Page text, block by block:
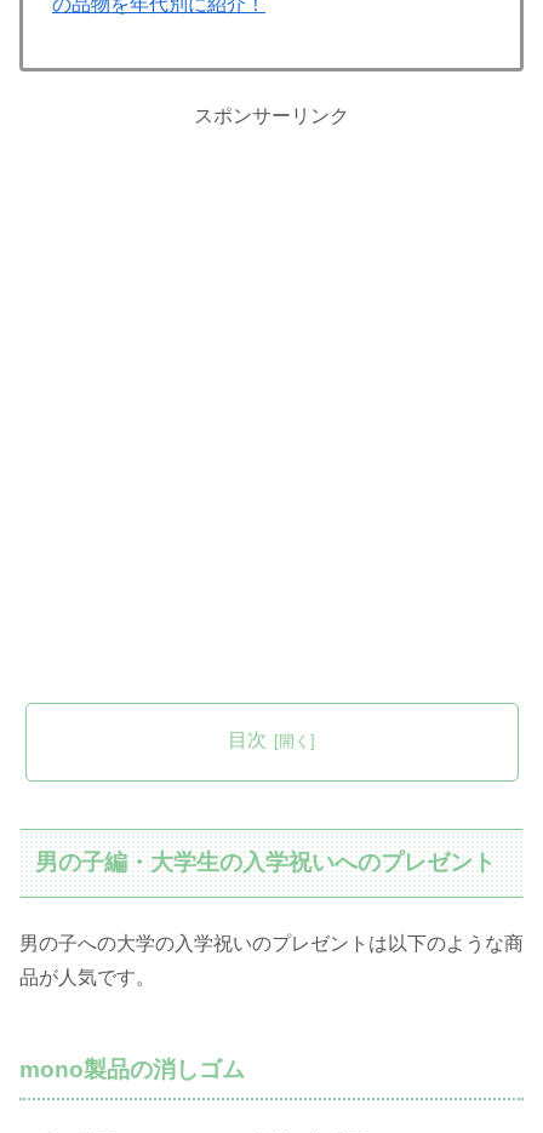
の品物を年代別に紹介！
スポンサーリンク
目次
男の子編・大学生の入学祝いへのプレゼント
男の子への大学の入学祝いのプレゼントは以下のような商
品が人気です。
mono製品の消しゴム